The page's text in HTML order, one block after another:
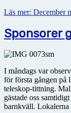
Läs mer: December
Sponsorer
I måndags var
för första gången på
teleskop-tittning.
gästade oss
barnkväll. Lokalerna